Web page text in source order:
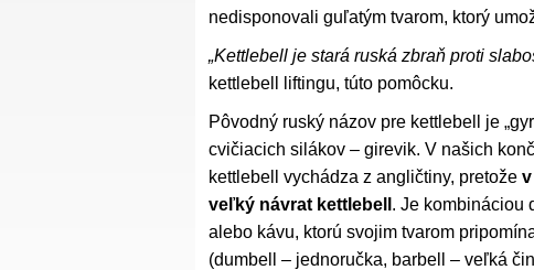
nedisponovali guľatým tvarom, ktorý
„Kettlebell je stará ruská zbraň proti
kettlebell liftingu, túto pomôcku.
Pôvodný ruský názov pre kettlebell je
cvičiacich silákov – girevik. V našich
kettlebell vychádza z angličtiny, pretože v
veľký návrat kettlebell . Je kombináciou
alebo kávu, ktorú svojim tvarom
(dumbell – jednoručka, barbell – veľká